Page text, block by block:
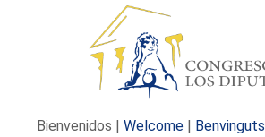
Bienvenidos | Welcome | Benvinguts